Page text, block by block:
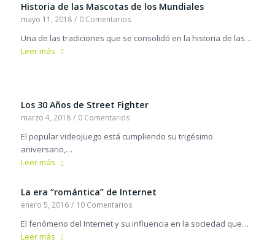
Historia de las Mascotas de los Mundiales
mayo 11, 2018 / 0 Comentarios
Una de las tradiciones que se consolidó en la historia de las…
Leer más
Los 30 Años de Street Fighter
marzo 4, 2018 / 0 Comentarios
El popular videojuego está cumpliendo su trigésimo
aniversario,…
Leer más
La era “romántica” de Internet
enero 5, 2016 / 10 Comentarios
El fenómeno del Internet y su influencia en la sociedad que…
Leer más